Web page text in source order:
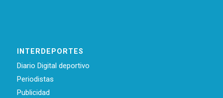
INTERDEPORTES
Diario Digital deportivo
Periodistas
Publicidad